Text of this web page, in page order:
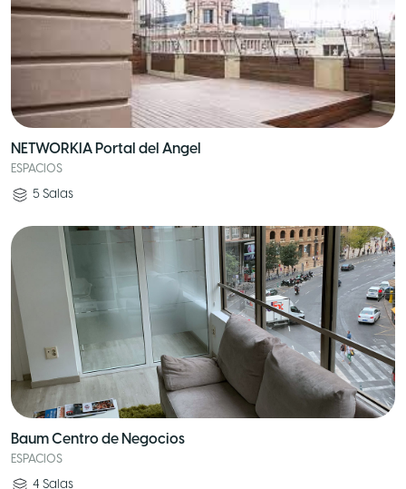
NETWORKIA Portal del Angel
ESPACIOS
5 Salas
Baum Centro de Negocios
ESPACIOS
4 Salas